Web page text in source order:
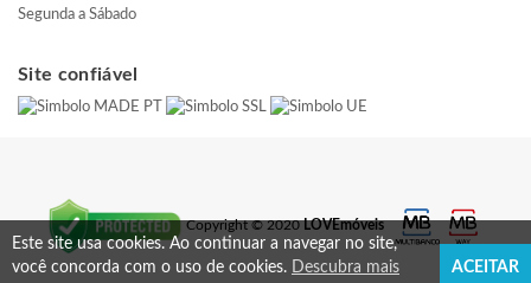
Segunda a Sábado
Site confiável
Copyright © 2020LOVEmóveis
Este site usa cookies. Ao continuar a navegar no site,
você concorda com o uso de cookies. Descubra mais ACEITAR